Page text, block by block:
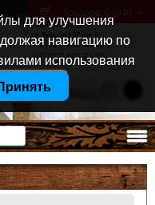
Санкт-Петербург
ул. Тележная 37 лит А
+7 (911) 021-04-08
+7 (812) 921-73-50
Товаров: 0 (0 p )
для улучшения
навигацию по
использования